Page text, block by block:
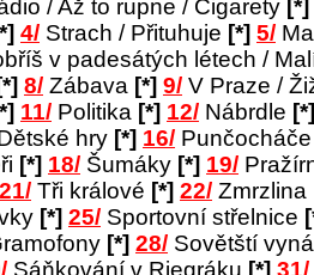
/ Až to rupne / Cigarety [*]
4/ Strach / Přituhuje [*] 5/
v padesátých létech /
[*] 8/ Zábava [*] 9/ V Praze /
11/ Politika [*] 12/ Nábrdle [*]
hry [*] 16/
[*] 18/ Šumáky [*] 19/
21/ Tři králové [*] 22/ Zmrzlina
[*] 25/ Sportovní střelnice
[*] 28/ Sovětští
Sáňkování v Riegráku [*] 31/